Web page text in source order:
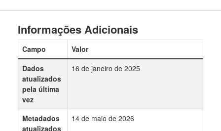
Informações Adicionais
Campo
Valor
Dados
atualizados
pela última
vez
16 de janeiro de 2025
Metadados
atualizados
14 de maio de 2026